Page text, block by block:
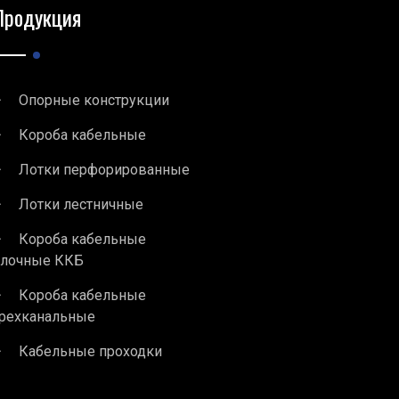
Опорные конструкции
Короба кабельные
Лотки перфорированные
Лотки лестничные
Короба кабельные
ККБ
Короба кабельные
Кабельные проходки